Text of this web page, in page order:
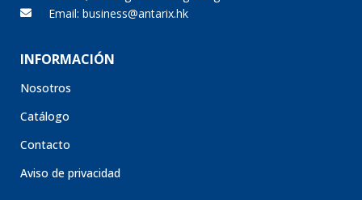
Email: business@antarix.hk
INFORMACIÓN